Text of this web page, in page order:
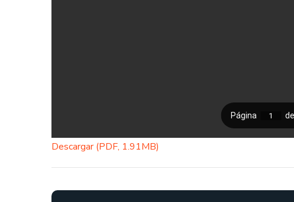
Descargar (PDF, 1.91MB)